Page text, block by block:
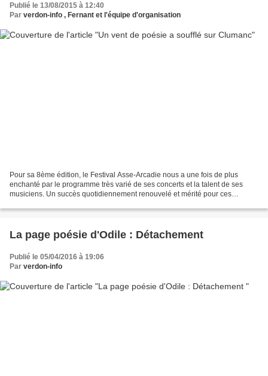
Publié le 13/08/2015 à 12:40
Par verdon-info , Fernant et l'équipe d'organisation
Pour sa 8ème édition, le Festival Asse-Arcadie nous a une fois de plus
enchanté par le programme très varié de ses concerts et la talent de ses
musiciens. Un succès quotidiennement renouvelé et mérité pour ces
La page poésie d'Odile : Détachement
Publié le 05/04/2016 à 19:06
Par verdon-info